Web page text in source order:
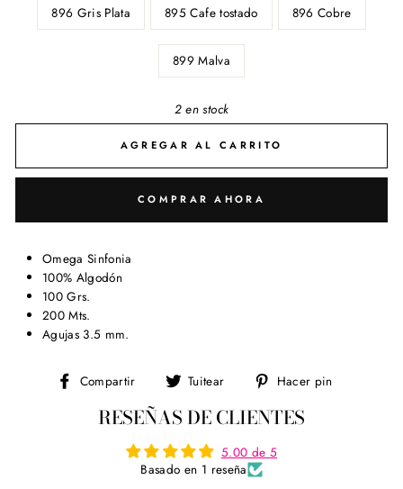
896 Gris Plata 895 Cafe tostado 896 Cobre
899 Malva
2 en stock
AGREGAR AL CARRITO
COMPRAR AHORA
Omega Sinfonia
100% Algodón
100 Grs.
200 Mts.
Agujas 3.5 mm.
Compartir
Compartir
Facebook
Tuitear
Tuitear
Twitter
Hacer pin
RESEÑAS DE CLIENTES
5.00 de 5
Basado en 1 reseña